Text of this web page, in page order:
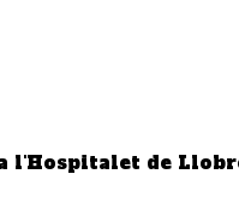
l'Hospitalet de